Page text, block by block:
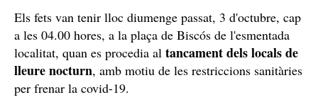
Els fets van tenir lloc diumenge passat, 3 d'octubre, cap
a les 04.00 hores, a la plaça de Biscós de l'esmentada
localitat, quan es procedia al tancament dels locals de
lleure nocturn, amb motiu de les restriccions sanitàries
per frenar la covid-19.